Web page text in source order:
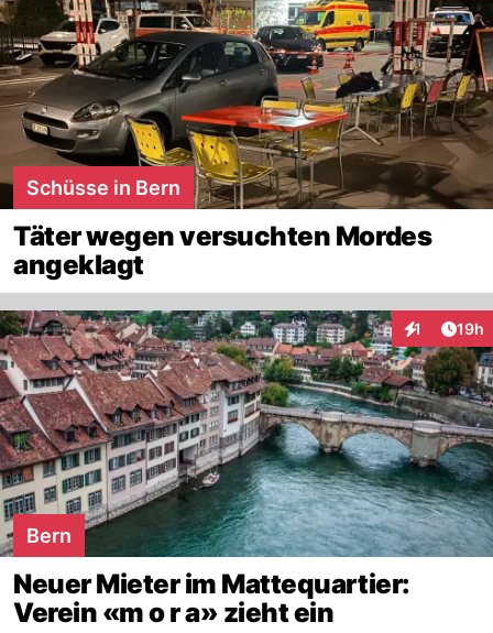
Schüsse in Bern
Täter wegen versuchten Mordes
angeklagt
1 19h
Bern
Neuer Mieter im Mattequartier:
Verein «m o r a» zieht ein